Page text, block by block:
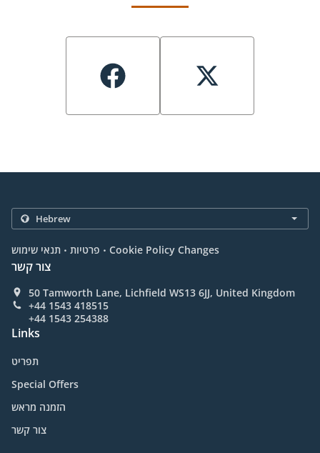
פרטיות . תנאי שימוש . Cookie Policy Changes
צור קשר
50 Tamworth Lane, Lichfield WS13 6JJ, United Kingdom
+44 1543 418515
+44 1543 254388
Links
תפריט
Special Offers
הזמנה מראש
צור קשר